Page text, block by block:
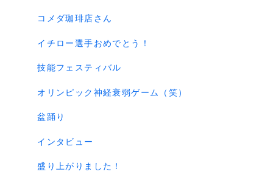
コメダ珈琲店さん
イチロー選手おめでとう！
技能フェスティバル
オリンピック神経衰弱ゲーム（笑）
盆踊り
インタビュー
盛り上がりました！